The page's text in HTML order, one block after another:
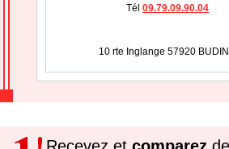
Tél 09.79.09.90.04
10 rte Inglange 57920